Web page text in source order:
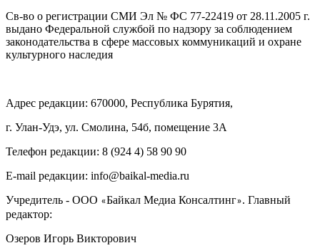
Св-во о регистрации СМИ Эл № ФС 77-22419 от 28.11.2005 г.
выдано Федеральной службой по надзору за соблюдением
законодательства в сфере массовых коммуникаций и охране
культурного наследия
Адрес редакции: 670000, Республика Бурятия,
г. Улан-Удэ, ул. Смолина, 54б, помещение 3А
Телефон редакции: ‎‎8 (924 4) 58 90 90
E-mail редакции: info@baikal-media.ru
Учредитель - ООО «Байкал Медиа Консалтинг». Главный
редактор:
Озеров Игорь Викторович